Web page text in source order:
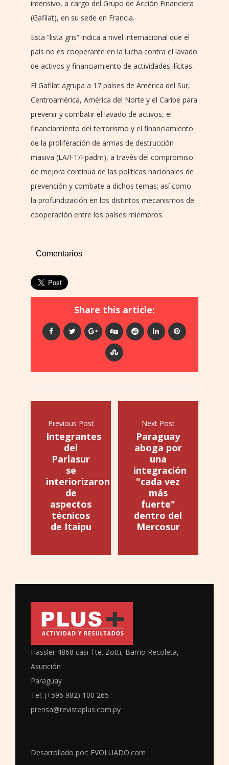
intensivo, a cargo del Grupo de Acción Financiera
(Gafilat), en su sede en Francia.
Esta “lista gris” indica a nivel internacional que el
país no es cooperante en la lucha contra el lavado
de activos y financiamiento de actividades ilícitas.
El Gafilat agrupa a 17 países de América del Sur,
Centroamérica, América del Norte y el Caribe para
prevenir y combatir el lavado de activos, el
financiamiento del terrorismo y el financiamiento
de la proliferación de armas de destrucción
masiva (LA/FT/Fpadm), a través del compromiso
de mejora continua de las políticas nacionales de
prevención y combate a dichos temas; así como
la profundización en los distintos mecanismos de
cooperación entre los países miembros.
Comentarios
Share this article:
Previous Post
Integrantes
del
Parlasur
se
interiorizaron
de
aspectos
técnicos
de Itaipu
Next Post
Paraguay
aboga por
una
integración
"cada vez
más
fuerte"
dentro del
Mercosur
Hassler 4868 casi Tte. Zotti, Barrio Recoleta,
Asunción
Paraguay
Tel: (+595 982) 100 265
prensa@revistaplus.com.py
Desarrollado por: EVOLUADO.com